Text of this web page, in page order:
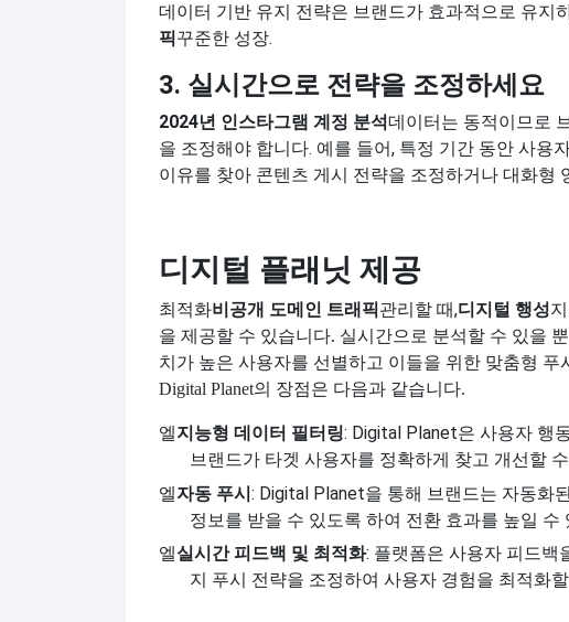
데이터 기반 유지 전략은 브랜드가 효과적으로 유지
픽꾸준한 성장.
3. 실시간으로 전략을 조정하세요
2024년 인스타그램 계정 분석데이터는 동적이므로
을 조정해야 합니다. 예를 들어, 특정 기간 동안 사용
이유를 찾아 콘텐츠 게시 전략을 조정하거나 대화형
디지털 플래닛 제공
최적화비공개 도메인 트래픽관리할 때,디지털 행성
을 제공할 수 있습니다. 실시간으로 분석할 수 있을
치가 높은 사용자를 선별하고 이들을 위한 맞춤형
Digital Planet의 장점은 다음과 같습니다.
엘지능형 데이터 필터링: Digital Planet은 사용자 행
브랜드가 타겟 사용자를 정확하게 찾고 개선할
엘자동 푸시: Digital Planet을 통해 브랜드는 자동화
정보를 받을 수 있도록 하여 전환 효과를 높일 수
엘실시간 피드백 및 최적화: 플랫폼은 사용자 피드백
지 푸시 전략을 조정하여 사용자 경험을 최적화